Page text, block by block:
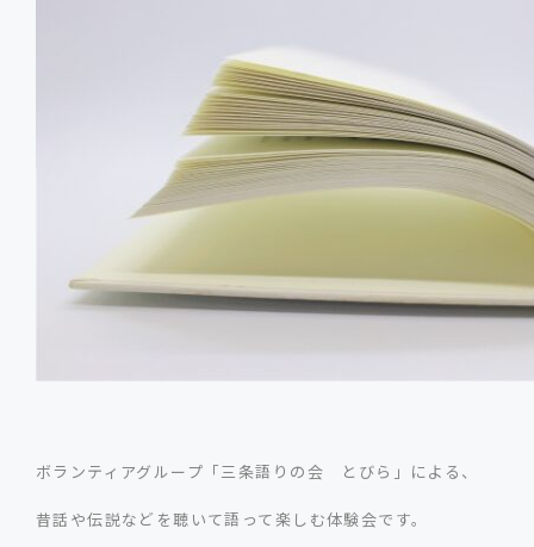
ボランティアグループ「三条語りの会 とびら」による、
昔話や伝説などを聴いて語って楽しむ体験会です。